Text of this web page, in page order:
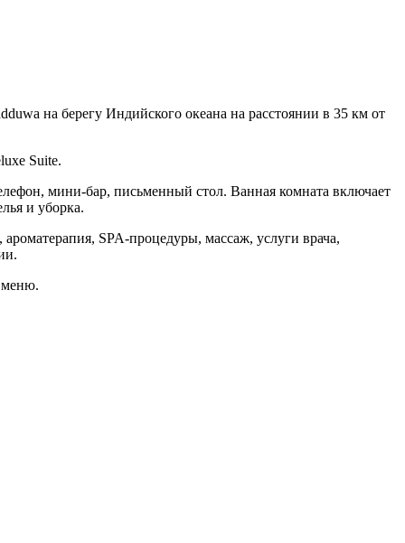
на берегу Индийского океана на расстоянии в 35 км от
Suite.
мини-бар, письменный стол. Ванная комната включает
и уборка.
SPA-процедуры, массаж, услуги врачa,
меню.